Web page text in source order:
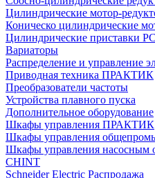
Цилиндрические мотор-
Коническо цилиндрические
Цилиндрические приставки PC
Вариаторы
Распределение и управление
Приводная техника ПРАКТИК
Преобразователи частоты
Устройства плавного пуска
Дополнительное оборудование
Шкафы управления ПРАКТИК
Шкафы управления
Шкафы управления насосным
CHINT
Schneider Electric Распродажа